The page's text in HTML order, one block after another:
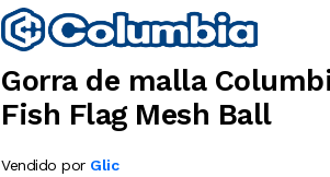
Gorra de malla
Fish Flag Mesh Ball
Vendido por Glic